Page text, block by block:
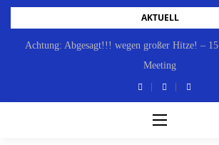
Skip
content
AKTUELL
Achtung: Abgesagt!!! wegen großer Hitze! –
Meeting